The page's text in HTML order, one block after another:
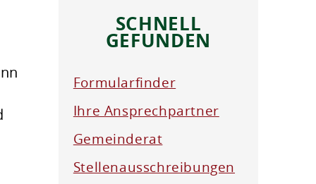
SCHNELL
GEFUNDEN
Formularfinder
Ihre Ansprechpartner
Gemeinderat
Stellenausschreibungen